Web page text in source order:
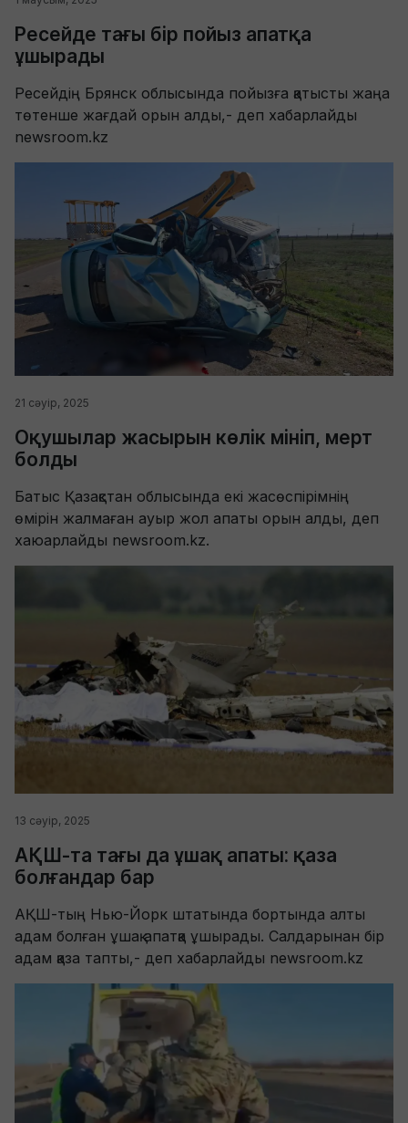
Ресейде тағы бір пойыз апатқа
ұшырады
Ресейдің Брянск облысында пойызға қатысты жаңа
төтенше жағдай орын алды,- деп хабарлайды
newsroom.kz
21 сәуір, 2025
Оқушылар жасырын көлік мініп, мерт
болды
Батыс Қазақстан облысында екі жасөспірімнің
өмірін жалмаған ауыр жол апаты орын алды, деп
хаюарлайды newsroom.kz.
13 сәуір, 2025
АҚШ-та тағы да ұшақ апаты: қаза
болғандар бар
АҚШ-тың Нью-Йорк штатында бортында алты
адам болған ұшақ апатқа ұшырады. Салдарынан бір
адам қаза тапты,- деп хабарлайды newsroom.kz